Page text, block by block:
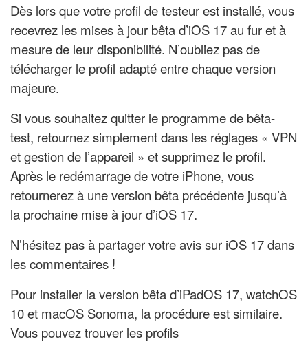
Dès lors que votre profil de testeur est installé, vous
recevrez les mises à jour bêta d’iOS 17 au fur et à
mesure de leur disponibilité. N’oubliez pas de
télécharger le profil adapté entre chaque version
majeure.
Si vous souhaitez quitter le programme de bêta-
test, retournez simplement dans les réglages « VPN
et gestion de l’appareil » et supprimez le profil.
Après le redémarrage de votre iPhone, vous
retournerez à une version bêta précédente jusqu’à
la prochaine mise à jour d’iOS 17.
N’hésitez pas à partager votre avis sur iOS 17 dans
les commentaires !
Pour installer la version bêta d’iPadOS 17, watchOS
10 et macOS Sonoma, la procédure est similaire.
Vous pouvez trouver les profils